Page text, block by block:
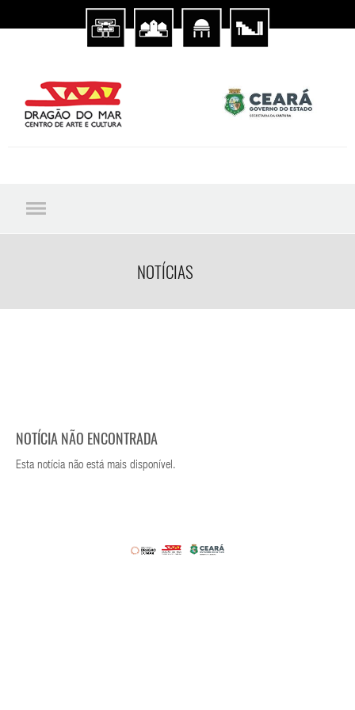
NOTÍCIAS
NOTÍCIA NÃO ENCONTRADA
Esta notícia não está mais disponível.